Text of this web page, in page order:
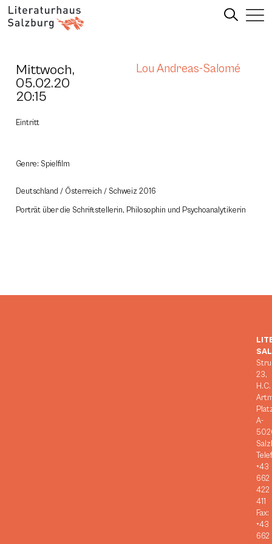
Mittwoch,
05.02.20
20:15
Lou Andreas-Salomé
Eintritt
Genre: Spielfilm
Deutschland / Österreich / Schweiz 2016
Porträt über die Schriftstellerin, Philosophin und Psychoanalytikerin
23,
H.C.
A-
+43
662
422
411
Fax:
+43
662